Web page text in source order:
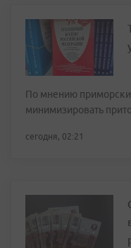
По мнению
минимизировать
сегодня, 02:21